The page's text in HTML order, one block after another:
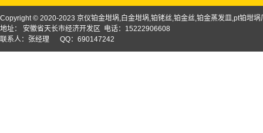
Copyright © 2020-2023 京仪铂金坩埚,白金坩埚,铂铑丝,铂金丝,铂金蒸发皿,pt铂坩埚
地址： 安徽省天长市经济开发区 电话：15222906608
联系人：张经理 QQ：690147242